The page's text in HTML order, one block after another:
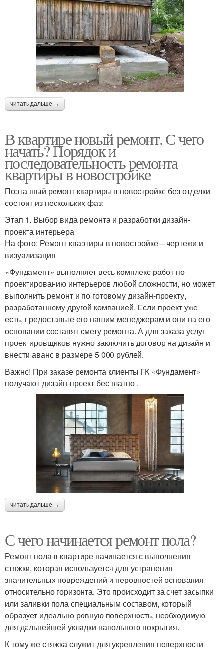
читать дальше →
В квартире новый ремонт. С чего
начать? Порядок и
последовательность ремонта
квартиры в новостройке
Поэтапный ремонт квартиры в новостройке без отделки
состоит из нескольких фаз:
Этап 1. Выбор вида ремонта и разработки дизайн-
проекта интерьера
На фото: Ремонт квартиры в новостройке – чертежи и
визуализация
«Фундамент» выполняет весь комплекс работ по
проектированию интерьеров любой сложности, но может
выполнить ремонт и по готовому дизайн-проекту,
разработанному другой компанией. Если проект уже
есть, предоставьте его нашим менеджерам и они на его
основании составят смету ремонта. А для заказа услуг
проектировщиков нужно заключить договор на дизайн и
внести аванс в размере 5 000 рублей.
Важно! При заказе ремонта клиенты ГК «Фундамент»
получают дизайн-проект бесплатно .
читать дальше →
С чего начинается ремонт пола?
Ремонт пола в квартире начинается с выполнения
стяжки, которая используется для устранения
значительных повреждений и неровностей основания
относительно горизонта. Это происходит за счет засыпки
или заливки пола специальным составом, который
образует идеально ровную поверхность, необходимую
для дальнейшей укладки напольного покрытия.
К тому же стяжка служит для укрепления поверхности